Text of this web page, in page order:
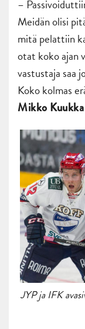
–
Meidän olisi
mitä pelattiin
otat koko ajan
vastustaja saa
Koko kolmas
Mikko Kuukka
JYP ja IFK